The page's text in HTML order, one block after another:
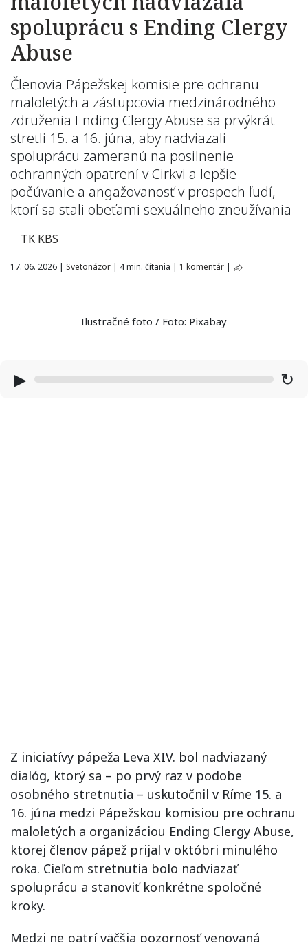
spoluprácu s Ending Clergy
Abuse
Členovia Pápežskej komisie pre ochranu
maloletých a zástupcovia medzinárodného
združenia Ending Clergy Abuse sa prvýkrát
stretli 15. a 16. júna, aby nadviazali
spoluprácu zameranú na posilnenie
ochranných opatrení v Cirkvi a lepšie
počúvanie a angažovanosť v prospech ľudí,
ktorí sa stali obeťami sexuálneho zneužívania
TK KBS
17. 06. 2026 | Svetonázor | 4 min. čítania | 1 komentár |
Ilustračné foto / Foto: Pixabay
▶ ↻
Z iniciatívy pápeža Leva XIV. bol nadviazaný
dialóg, ktorý sa – po prvý raz v podobe
osobného stretnutia – uskutočnil v Ríme 15. a
16. júna medzi Pápežskou komisiou pre ochranu
maloletých a organizáciou Ending Clergy Abuse,
ktorej členov pápež prijal v októbri minulého
roka. Cieľom stretnutia bolo nadviazať
spoluprácu a stanoviť konkrétne spoločné
kroky.
Medzi ne patrí väčšia pozornosť venovaná